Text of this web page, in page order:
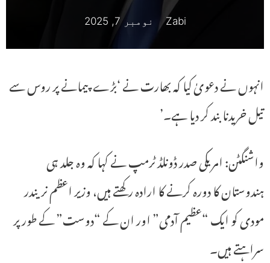
Zabi نومبر 7, 2025
انہوں نے دعویٰ کیا کہ بھارت نے ‘بڑے پیمانے پر روس سے
تیل خریدنا بند کر دیا ہے۔’
واشنگٹن: امریکی صدر ڈونلڈ ٹرمپ نے کہا کہ وہ جلد ہی
ہندوستان کا دورہ کرنے کا ارادہ رکھتے ہیں، وزیر اعظم نریندر
مودی کو ایک “عظیم آدمی” اور ان کے “دوست” کے طور پر
سراہتے ہیں۔